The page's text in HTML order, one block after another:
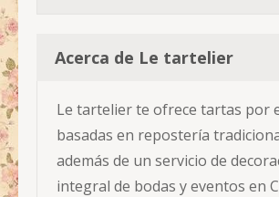
Acerca de Le tartelier
Le tartelier te ofrece tartas por
basadas en repostería
además de un servicio de
integral de bodas y eventos en